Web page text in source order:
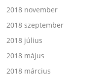
2018 november
2018 szeptember
2018 július
2018 május
2018 március